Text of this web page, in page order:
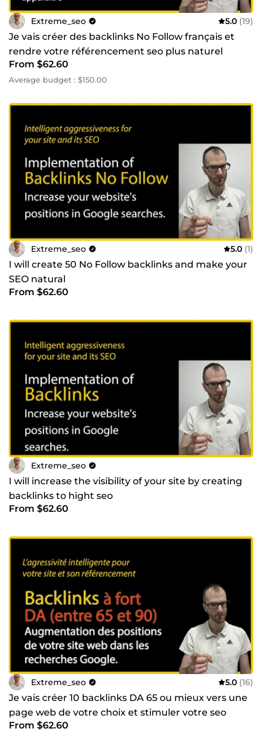
Extreme_seo 5.0 (19)
Je vais créer des backlinks No Follow français et
rendre votre référencement seo plus naturel
From $62.60
Average budget : $150.00
Extreme_seo 5.0 (1)
I will create 50 No Follow backlinks and make your
SEO natural
From $62.60
Extreme_seo
I will increase the visibility of your site by creating
backlinks to hight seo
From $62.60
Extreme_seo 5.0 (16)
Je vais créer 10 backlinks DA 65 ou mieux vers une
page web de votre choix et stimuler votre seo
From $62.60